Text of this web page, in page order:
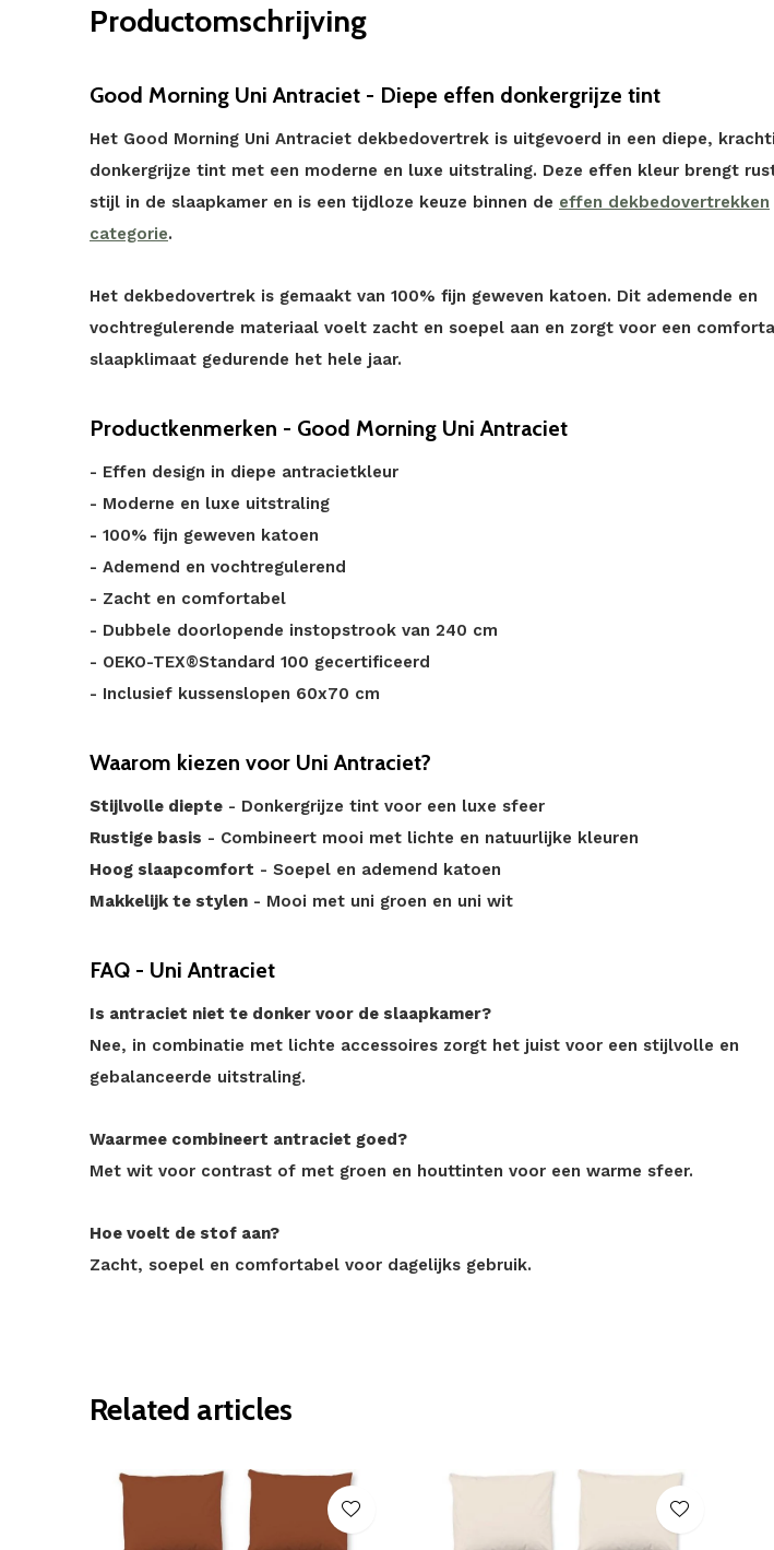
Productomschrijving
Good Morning Uni Antraciet - Diepe effen donkergrijze tint
Het Good Morning Uni Antraciet dekbedovertrek is uitgevoerd in een diepe,
donkergrijze tint met een moderne en luxe uitstraling. Deze effen kleur brengt
stijl in de slaapkamer en is een tijdloze keuze binnen de effen dekbedovertrekken
categorie.
Het dekbedovertrek is gemaakt van 100% fijn geweven katoen. Dit ademende en
vochtregulerende materiaal voelt zacht en soepel aan en zorgt voor een
slaapklimaat gedurende het hele jaar.
Productkenmerken - Good Morning Uni Antraciet
- Effen design in diepe antracietkleur
- Moderne en luxe uitstraling
- 100% fijn geweven katoen
- Ademend en vochtregulerend
- Zacht en comfortabel
- Dubbele doorlopende instopstrook van 240 cm
- OEKO-TEX®Standard 100 gecertificeerd
- Inclusief kussenslopen 60x70 cm
Waarom kiezen voor Uni Antraciet?
Stijlvolle diepte - Donkergrijze tint voor een luxe sfeer
Rustige basis - Combineert mooi met lichte en natuurlijke kleuren
Hoog slaapcomfort - Soepel en ademend katoen
Makkelijk te stylen - Mooi met uni groen en uni wit
FAQ - Uni Antraciet
Is antraciet niet te donker voor de slaapkamer?
Nee, in combinatie met lichte accessoires zorgt het juist voor een stijlvolle en
gebalanceerde uitstraling.
Waarmee combineert antraciet goed?
Met wit voor contrast of met groen en houttinten voor een warme sfeer.
Hoe voelt de stof aan?
Zacht, soepel en comfortabel voor dagelijks gebruik.
Related articles